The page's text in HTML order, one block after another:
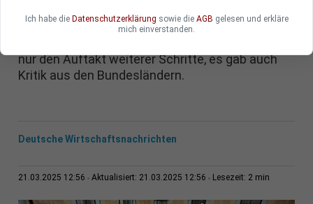
Bundesrat die erforderliche Zweidrittelmehrheit
nur den Auftakt weiterer Schritte, es gab auch
Kritik aus den Bundesländern.
Deutsche Wirtschaftsnachrichten
21.03.2025 12:56 Aktualisiert: 21.03.2025 12:56 Lesezeit: 2 min
Ich habe die Datenschutzerklärung sowie die AGB gelesen und erkläre
mich einverstanden.